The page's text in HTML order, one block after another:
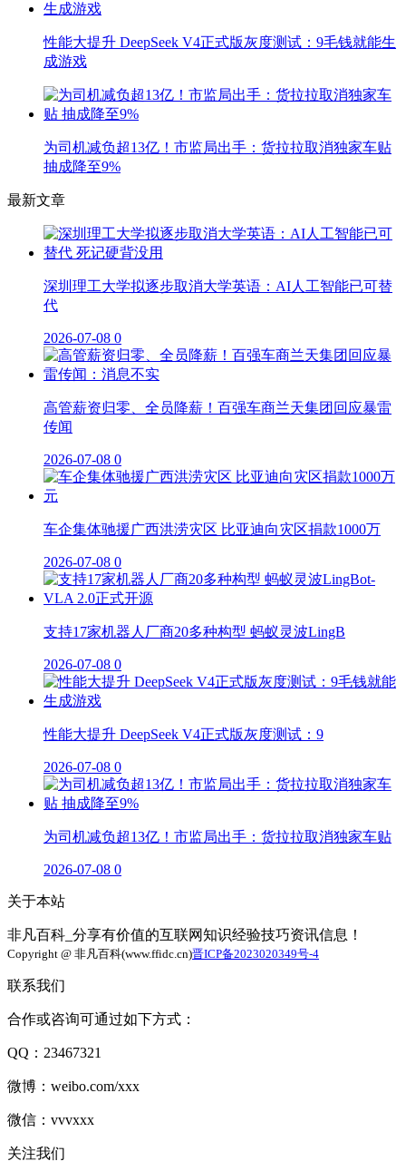
性能大提升 DeepSeek V4正式版灰度测试：9毛钱就能生
成游戏
为司机减负超13亿！市监局出手：货拉拉取消独家车贴
抽成降至9%
最新文章
深圳理工大学拟逐步取消大学英语：AI人工智能已可替
代
2026-07-08 0
高管薪资归零、全员降薪！百强车商兰天集团回应暴雷
传闻
2026-07-08 0
车企集体驰援广西洪涝灾区 比亚迪向灾区捐款1000万
2026-07-08 0
支持17家机器人厂商20多种构型 蚂蚁灵波LingB
2026-07-08 0
性能大提升 DeepSeek V4正式版灰度测试：9
2026-07-08 0
为司机减负超13亿！市监局出手：货拉拉取消独家车贴
2026-07-08 0
关于本站
非凡百科_分享有价值的互联网知识经验技巧资讯信息！
Copyright @ 非凡百科(www.ffidc.cn)晋ICP备2023020349号-4
联系我们
合作或咨询可通过如下方式：
QQ：23467321
微博：weibo.com/xxx
微信：vvvxxx
关注我们